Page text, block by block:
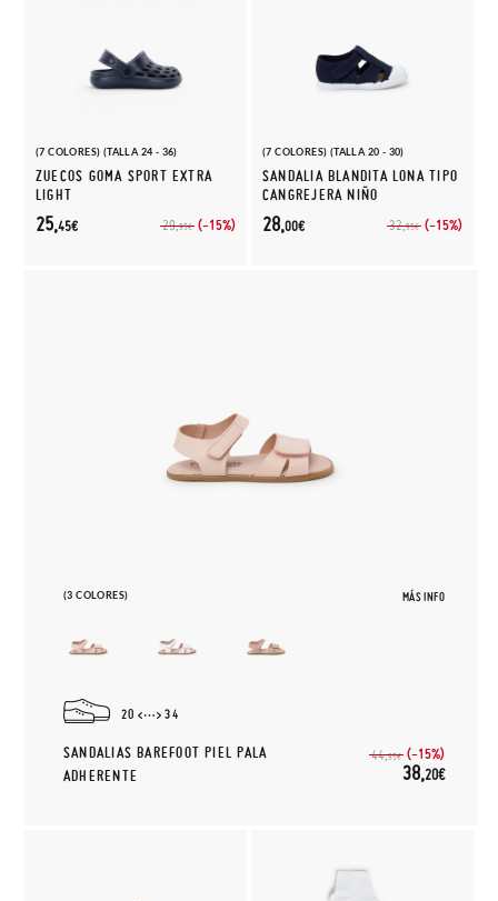
(7 COLORES) (TALLA 24 - 36)
ZUECOS GOMA SPORT EXTRA
LIGHT
29,95€ (-15%)
25,45€
(7 COLORES) (TALLA 20 - 30)
SANDALIA BLANDITA LONA TIPO
CANGREJERA NIÑO
32,95€ (-15%)
28,00€
(3 COLORES) MÁS INFO
20 34
SANDALIAS BAREFOOT PIEL PALA
ADHERENTE
44,95€ (-15%)
38,20€